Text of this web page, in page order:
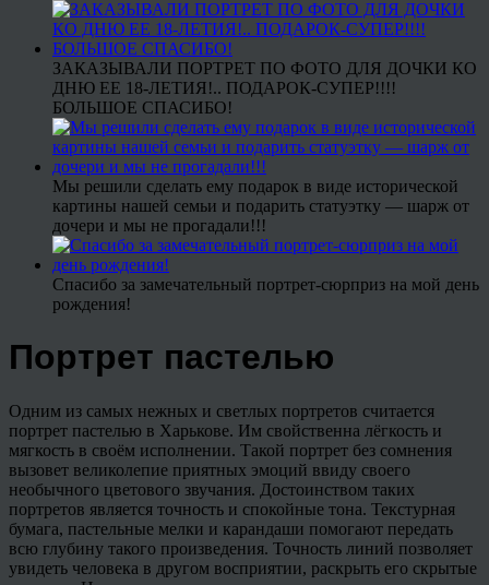
ЗАКАЗЫВАЛИ ПОРТРЕТ ПО ФОТО ДЛЯ ДОЧКИ КО
ДНЮ ЕЕ 18-ЛЕТИЯ!.. ПОДАРОК-СУПЕР!!!!
БОЛЬШОЕ СПАСИБО!
Мы решили сделать ему подарок в виде исторической
картины нашей семьи и подарить статуэтку — шарж от
дочери и мы не прогадали!!!
Спасибо за замечательный портрет-сюрприз на мой день
рождения!
Портрет пастелью
Одним из самых нежных и светлых портретов считается
портрет пастелью в Харькове. Им свойственна лёгкость и
мягкость в своём исполнении. Такой портрет без сомнения
вызовет великолепие приятных эмоций ввиду своего
необычного цветового звучания. Достоинством таких
портретов является точность и спокойные тона. Текстурная
бумага, пастельные мелки и карандаши помогают передать
всю глубину такого произведения. Точность линий позволяет
увидеть человека в другом восприятии, раскрыть его скрытые